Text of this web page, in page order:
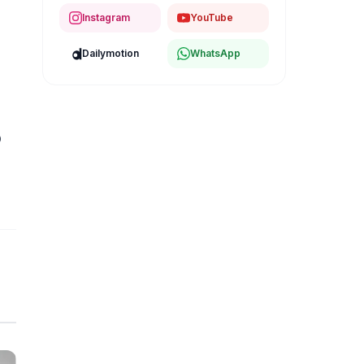
Instagram YouTube
Dailymotion WhatsApp